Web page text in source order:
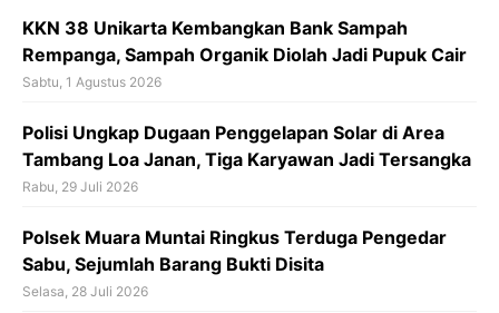
KKN 38 Unikarta Kembangkan Bank Sampah
Rempanga, Sampah Organik Diolah Jadi Pupuk Cair
Sabtu, 1 Agustus 2026
Polisi Ungkap Dugaan Penggelapan Solar di Area
Tambang Loa Janan, Tiga Karyawan Jadi Tersangka
Rabu, 29 Juli 2026
Polsek Muara Muntai Ringkus Terduga Pengedar
Sabu, Sejumlah Barang Bukti Disita
Selasa, 28 Juli 2026